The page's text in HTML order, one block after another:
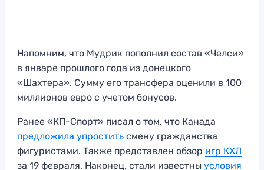
Напомним, что Мудрик пополнил состав «Челси»
в январе прошлого года из донецкого
«Шахтера». Сумму его трансфера оценили в 100
миллионов евро с учетом бонусов.
Ранее «КП-Спорт» писал о том, что Канада
предложила упростить смену гражданства
фигуристами. Также представлен обзор игр КХЛ
за 19 февраля. Наконец, стали известны условия